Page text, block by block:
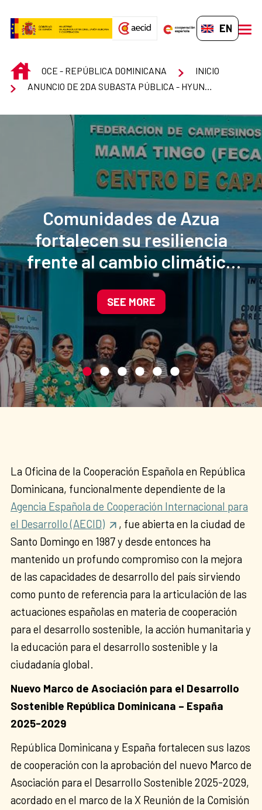
EN-GB
INICIOOCE - REPÚBLICA DOMINICANA
INICIO
Comunidades de Azua
fortalecen su resiliencia
frente al cambio climático
mediante la agroecología y
la gestión sostenible del
agua
SEE MORE
La Oficina de la Cooperación Española en República
Dominicana, funcionalmente dependiente de la
Agencia Española de Cooperación Internacional para
el Desarrollo (AECID)
, fue abierta en la ciudad de
Santo Domingo en 1987 y desde entonces ha
mantenido un profundo compromiso con la mejora
de las capacidades de desarrollo del país sirviendo
como punto de referencia para la articulación de las
actuaciones españolas en materia de cooperación
para el desarrollo sostenible, la acción humanitaria y
la educación para el desarrollo sostenible y la
ciudadanía global.
Nuevo Marco de Asociación para el Desarrollo
Sostenible República Dominicana – España
2025-2029
República Dominicana y España fortalecen sus lazos
de cooperación con la aprobación del nuevo Marco de
Asociación para el Desarrollo Sostenible 2025-2029,
acordado en el marco de la X Reunión de la Comisión